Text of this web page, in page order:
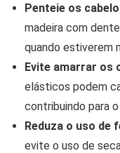
Penteie os
madeira com
quando estiverem
Evite amarrar os
elásticos podem
contribuindo para
Reduza o uso de
evite o uso de